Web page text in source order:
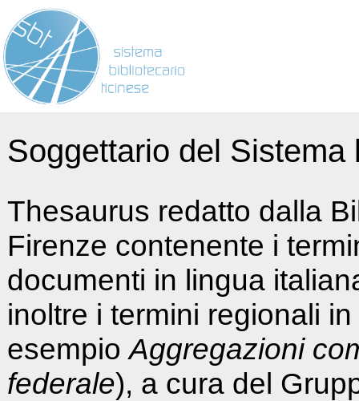
Soggettario del
Thesaurus redatto dalla
Firenze contenente i
documenti in lingua
inoltre i termini regionali
esempioAggregazioni
federale), a cura del